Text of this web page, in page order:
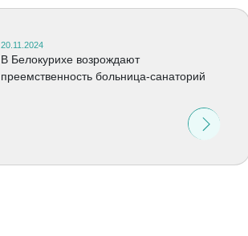
20.11.2024
В Белокурихе возрождают
преемственность больница-санаторий